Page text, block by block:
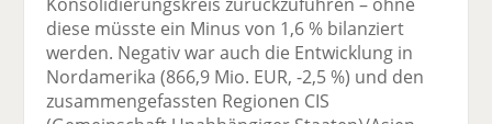
n
n
diese müsste ein Minus von 1,6 % bilanziert
werden. Negativ war auch die Entwicklung in
Nordamerika (866,9 Mio. EUR, -2,5 %) und den
zusammengefassten Regionen CIS